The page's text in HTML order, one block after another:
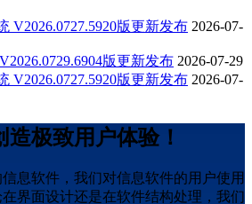
V2026.0727.5920版更新发布 2026-07-
版更新发布 2026-07-29
V2026.0727.5920版更新发布 2026-07-
造极致用户体验！
息软件，我们对信息软件的用户使用
界面设计还是在软件结构处理，我们